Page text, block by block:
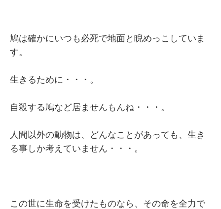
鳩は確かにいつも必死で地面と睨めっこしていま
す。
生きるために・・・。
自殺する鳩など居ませんもんね・・・。
人間以外の動物は、どんなことがあっても、生き
る事しか考えていません・・・。
この世に生命を受けたものなら、その命を全力で